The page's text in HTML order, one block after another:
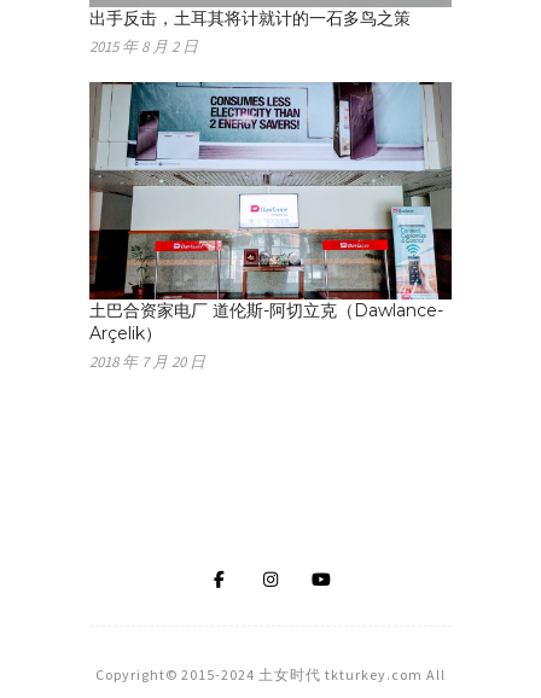
出手反击，土耳其将计就计的一石多鸟之策
2015 年 8 月 2 日
土巴合资家电厂 道伦斯-阿切立克（Dawlance-
Arçelik）
2018 年 7 月 20 日
Copyright© 2015-2024 土女时代 tkturkey.com All